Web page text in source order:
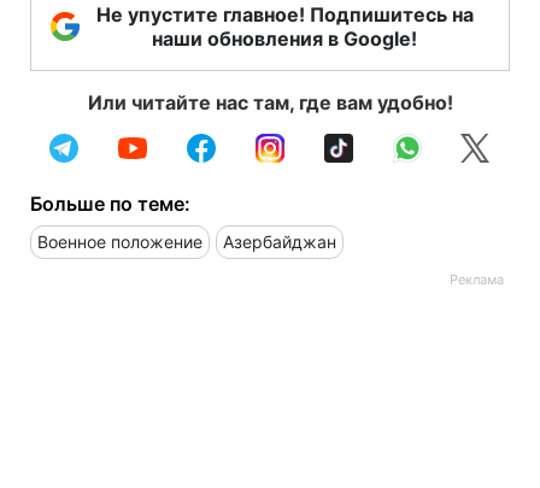
Не упустите главное! Подпишитесь на
наши обновления в Google!
Или читайте нас там, где вам удобно!
Больше по теме:
Военное положение Азербайджан